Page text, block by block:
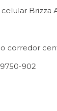
Brizza
corredor
902